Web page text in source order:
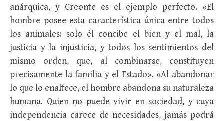
anárquica, y Creonte es el ejemplo perfecto. «El
hombre posee esta característica única entre todos
los animales: solo él concibe el bien y el mal, la
justicia y la injusticia, y todos los sentimientos del
mismo orden, que, al combinarse, constituyen
precisamente la familia y el Estado». «Al abandonar
lo que lo enaltece, el hombre abandona su naturaleza
humana. Quien no puede vivir en sociedad, y cuya
independencia carece de necesidades, jamás podrá